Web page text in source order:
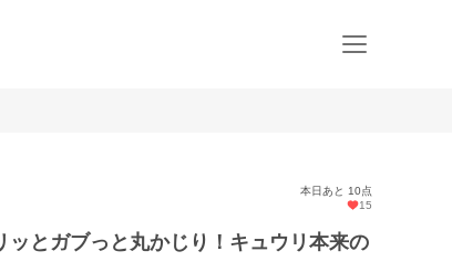
本日あと 10点
15
とガブっと丸かじり！キュウリ本来の